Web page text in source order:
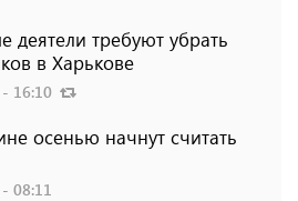
деятели требуют убрать
в Харькове
- 16:10
осенью начнут считать
08:11